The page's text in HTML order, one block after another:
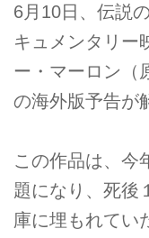
6月10日、伝説
キュメンタリー
ー・マーロン（
の海外版予告が
この作品は、今
題になり、死後
庫に埋もれてい